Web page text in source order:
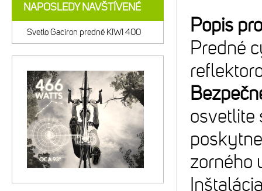
Popis
Predné
osvetlite
zorného
NAPOSLEDY NAVŠTÍVENÉ
Svetlo Gaciron predné KIWI 400